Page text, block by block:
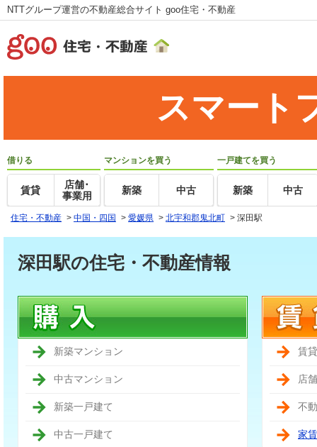
NTTグループ運営の不動産総合サイト goo住宅・不動産
スマート
借りる
賃貸
店舗･
事業用
マンションを買う
新築 中古
一戸建てを買う
新築 中古
住宅・不動産 > 中国・四国 > 愛媛県 > 北宇和郡鬼北町 > 深田駅
深田駅の住宅・不動産情報
新築マンション
中古マンション
新築一戸建て
中古一戸建て
賃
店
不
家